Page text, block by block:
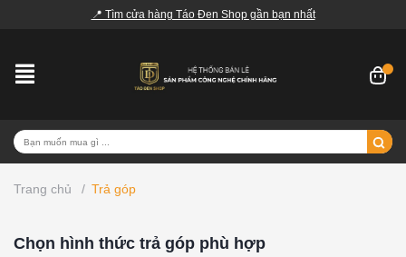
📍 Tìm cửa hàng Táo Đen Shop gần bạn nhất
Trang chủ / Trả góp
Chọn hình thức trả góp phù hợp